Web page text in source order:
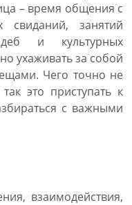
– время общения с
свиданий, занятий
и культурных
ухаживать за собой
Чего точно не
это приступать к
с важными
взаимодействия,